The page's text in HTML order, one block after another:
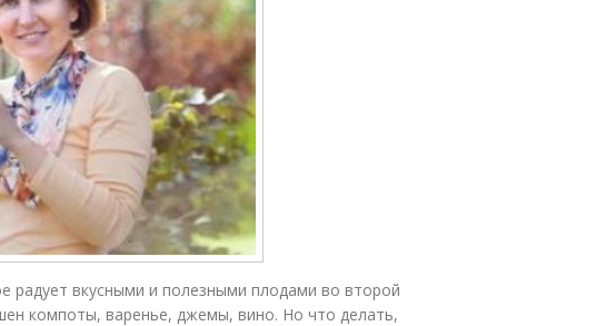
радует вкусными и полезными плодами во второй
компоты, варенье, джемы, вино. Но что делать,